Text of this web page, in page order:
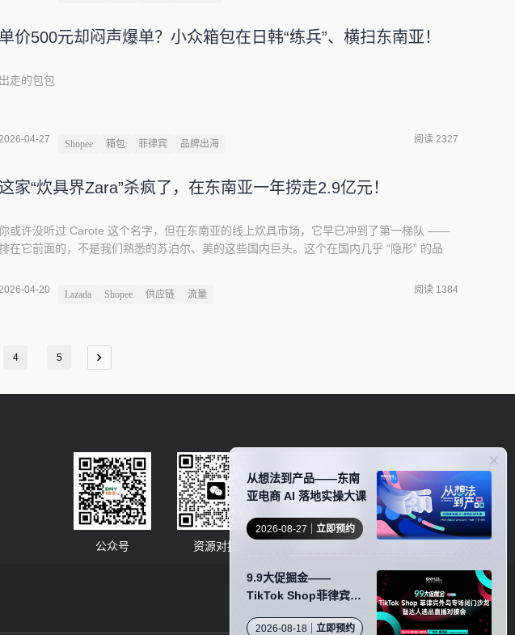
从想法到产品——东南
亚电商 AI 落地实操大课
2026-08-27 立即预约
9.9大促掘金——
TikTok Shop菲律宾外
选品直播对接会
2026-08-18 立即预约
男的 25 万元启动资金，和一场赌上企业全部未来的九年技术豪赌。
单价500元却闷声爆单？小众箱包在日韩“练兵”、横扫东南亚！
出走的包包
04-27 Shopee 箱包 菲律宾 品牌出海 阅读 2327
这家“炊具界Zara”杀疯了，在东南亚一年捞走2.9亿元！
或许没听过 Carote 这个名字，但在东南亚的线上炊具市场，它早已冲到了第一梯队 ——
在它前面的，不是我们熟悉的苏泊尔、美的这些国内巨头。这个在国内几乎 “隐形” 的品
的品牌业务收入。图源：Carote很少有人知道，这个在海外爆火的品牌，来自浙江永康，前
身是一家默默无闻的代工厂，掌舵的，是一对 85 后的 “厂二代” 夫妻。它的成功，不靠百年
04-20 Lazada Shopee 供应链 流量 阅读 1384
4 5
公众号 资源对接